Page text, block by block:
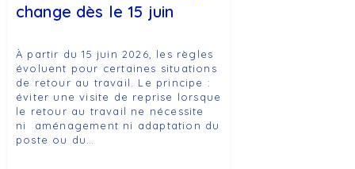
change dès le 15 juin
À partir du 15 juin 2026, les règles
évoluent pour certaines situations
de retour au travail. Le principe :
éviter une visite de reprise lorsque
le retour au travail ne nécessite
ni aménagement ni adaptation du
poste ou du…